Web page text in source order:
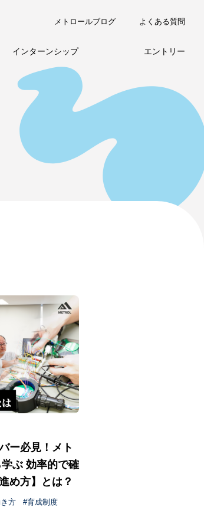
メトロールブログ よくある質問
インターンシップ エントリー
ー必見！メト
ぶ 効率的で確
め方】とは？
方 育成制度